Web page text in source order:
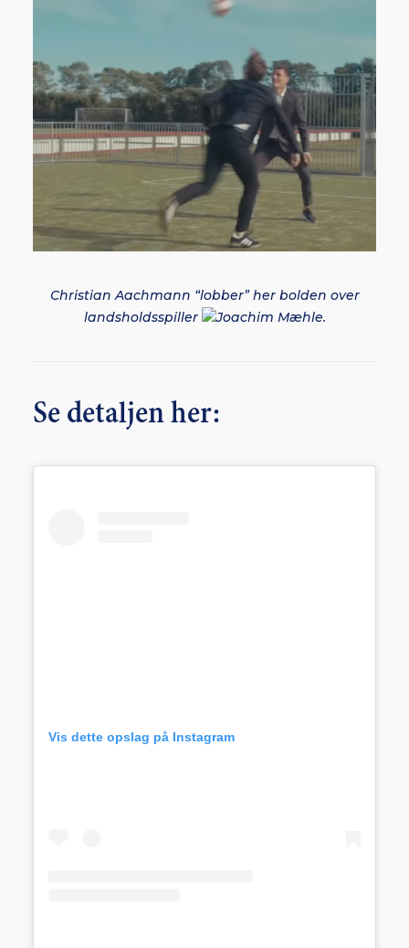
Christian Aachmann “lobber” her bolden over
landsholdsspiller
Joachim Mæhle.
Se detaljen her:
Vis dette opslag på Instagram